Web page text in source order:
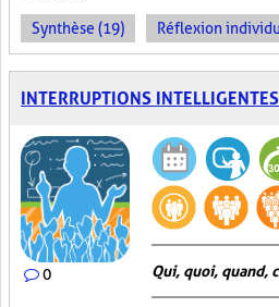
Synthèse (19) Réflexion
INTERRUPTIONS INTELLIGENTES
0 Qui, quoi, quand,